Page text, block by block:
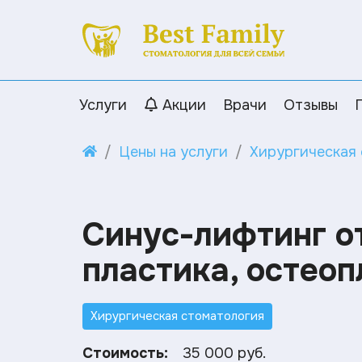
Услуги Акции Врачи Отзывы
Цены на услуги
Синус-лифтинг
пластика,
Хирургическая стоматология
Стоимость: 35 000 руб.